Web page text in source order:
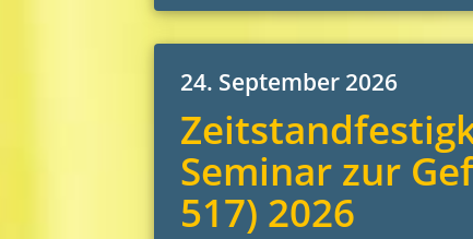
24. September 2026
Seminar zur
517) 2026